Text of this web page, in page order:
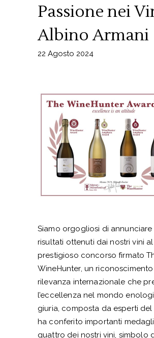
Passione nei
Albino Armani
22 Agosto 2024
Siamo orgogliosi di annunciare
risultati ottenuti dai nostri vini al
prestigioso concorso firmato
WineHunter, un
rilevanza internazionale che
l’eccellenza nel mondo
giuria, composta da esperti del
ha conferito importanti
quattro dei nostri vini, simbolo